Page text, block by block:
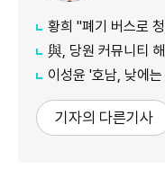
황희 "폐기 버스로 청
與, 당원 커뮤니티 해
이성윤 '호남, 낮에는 김민석
기자의 다른기사